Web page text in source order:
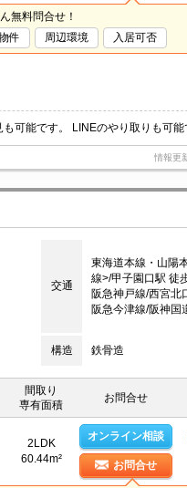
無料問合せ！
件 周辺環境 入居可否
情報更
交通
東海道本線・山陽
線>/甲子園口駅 徒
阪急神戸線/西宮北
阪急今津線/阪神国
構造 鉄骨造
間取り
専有面積
お問合せ
2LDK
60.44m²
オンライン相談
お問合せ